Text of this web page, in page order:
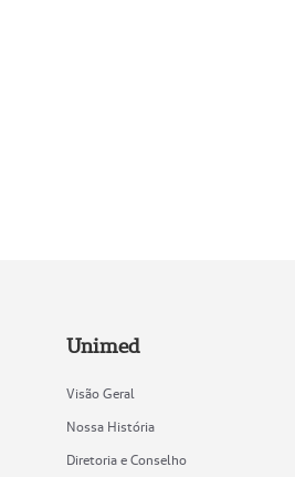
Unimed
Visão Geral
Nossa História
Diretoria e Conselho